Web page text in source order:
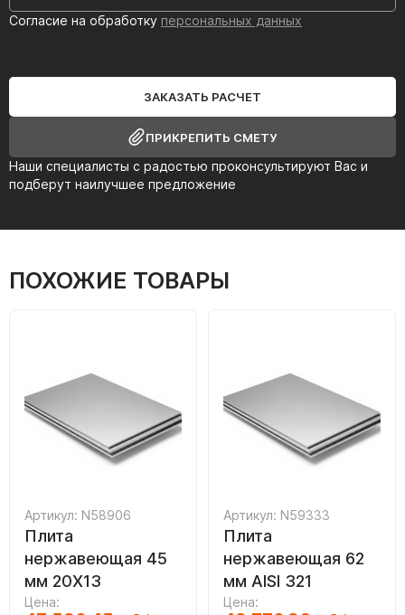
Наши специалисты с радостью проконсультируют Вас и
подберут наилучшее предложение
Согласие на обработку персональных данных
ЗАКАЗАТЬ РАСЧЕТ
ПРИКРЕПИТЬ СМЕТУ
ПОХОЖИЕ ТОВАРЫ
Артикул: N58906
Плита
нержавеющая 45
мм 20Х13
Цена:
Артикул: N59333
Плита
нержавеющая 62
мм AISI 321
Цена: